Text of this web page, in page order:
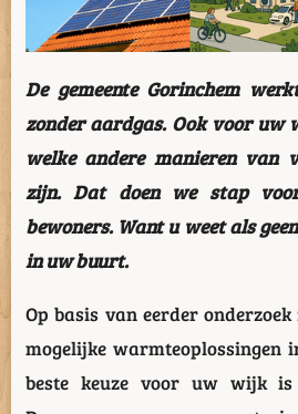
De gemeente Gorinchem
zonder aardgas. Ook voor uw
welke andere manieren van
zijn. Dat doen we stap
bewoners. Want u weet als
in uw buurt.
Op basis van eerder
mogelijke warmteoplossingen
beste keuze voor uw wijk